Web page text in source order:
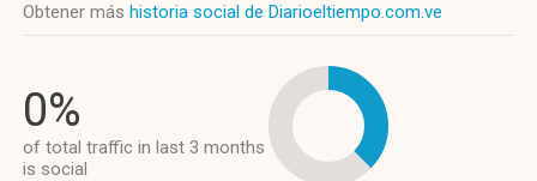
Obtener más historia social de Diarioeltiempo.com.ve
0%
of total traffic in last 3 months
is social